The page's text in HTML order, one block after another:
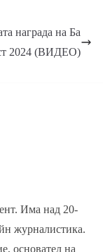
награда на Ба
2024 (ВИДЕО)
Има над 20-
журналистика.
основател на